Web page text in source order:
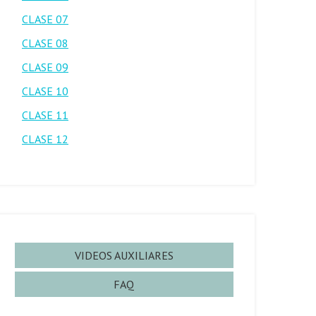
CLASE 07
CLASE 08
CLASE 09
CLASE 10
CLASE 11
CLASE 12
VIDEOS AUXILIARES
FAQ